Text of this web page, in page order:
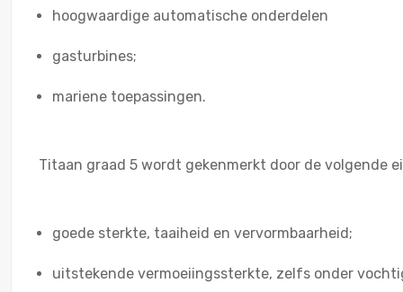
hoogwaardige automatische onderdelen
gasturbines;
mariene toepassingen.
Titaan graad 5 wordt gekenmerkt door de volgende
goede sterkte, taaiheid en vervormbaarheid;
uitstekende vermoeiingssterkte, zelfs onder